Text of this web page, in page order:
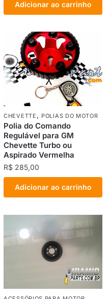
Adicionar ao carrinho
CHEVETTE , POLIAS DO MOTOR
Polia do Comando
Regulável para GM
Chevette Turbo ou
Aspirado Vermelha
R$ 285,00
Adicionar ao carrinho